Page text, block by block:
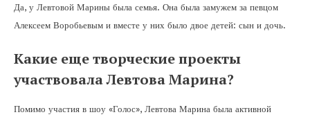
Да, у Левтовой Марины была семья. Она была замужем за певцом
Алексеем Воробьевым и вместе у них было двое детей: сын и дочь.
Какие еще творческие проекты
участвовала Левтова Марина?
Помимо участия в шоу «Голос», Левтова Марина была активной